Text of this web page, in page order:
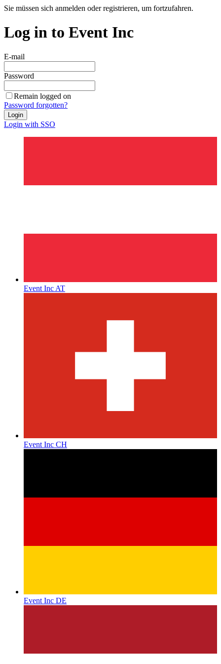
Sie müssen sich anmelden oder registrieren, um fortzufahren.
Log in to Event Inc
E-mail
Password
Remain logged on
Password forgotten?
Login
Login with SSO
Event Inc AT
Event Inc CH
Event Inc DE